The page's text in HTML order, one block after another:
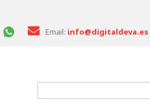
Email: info@digitaldeva.es